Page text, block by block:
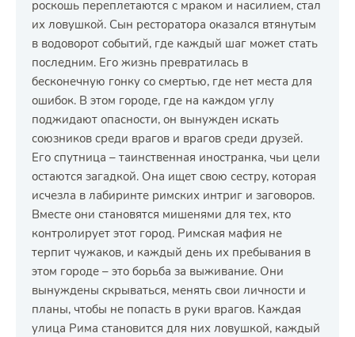
роскошь переплетаются с мраком и насилием, стал
их ловушкой. Сын ресторатора оказался втянутым
в водоворот событий, где каждый шаг может стать
последним. Его жизнь превратилась в
бесконечную гонку со смертью, где нет места для
ошибок. В этом городе, где на каждом углу
поджидают опасности, он вынужден искать
союзников среди врагов и врагов среди друзей.
Его спутница – таинственная иностранка, чьи цели
остаются загадкой. Она ищет свою сестру, которая
исчезла в лабиринте римских интриг и заговоров.
Вместе они становятся мишенями для тех, кто
контролирует этот город. Римская мафия не
терпит чужаков, и каждый день их пребывания в
этом городе – это борьба за выживание. Они
вынуждены скрываться, менять свои личности и
планы, чтобы не попасть в руки врагов. Каждая
улица Рима становится для них ловушкой, каждый